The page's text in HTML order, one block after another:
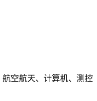
空航天、计算机、测控